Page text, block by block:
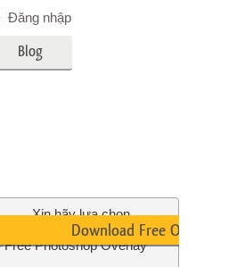
Blog
Đăng nhập
Xin hãy lựa chọn
Free Photoshop Overlay
Download Free Overlay